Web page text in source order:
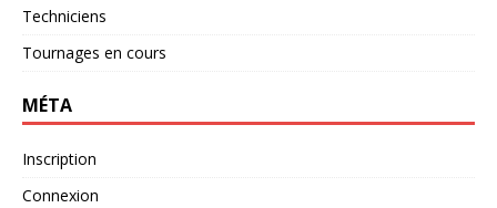
Techniciens
Tournages en cours
MÉTA
Inscription
Connexion